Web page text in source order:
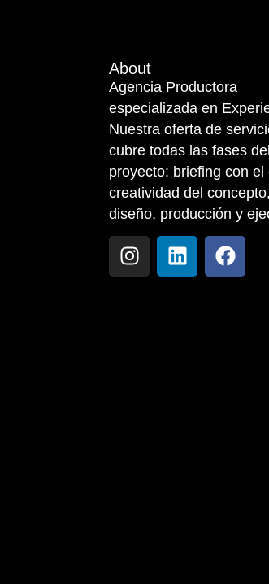
About
Agencia Productora
especializada en
Nuestra oferta de
cubre todas las fases del
proyecto: briefing con el
creatividad del concepto,
diseño, producción y